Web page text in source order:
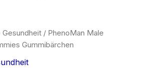
Gesundheit / PhenoMan Male
Gummibärchen